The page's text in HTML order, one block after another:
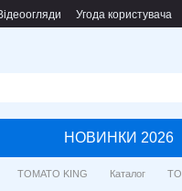
Угода користувача
НОВИНКИ 2026
TOMATO KING Каталог